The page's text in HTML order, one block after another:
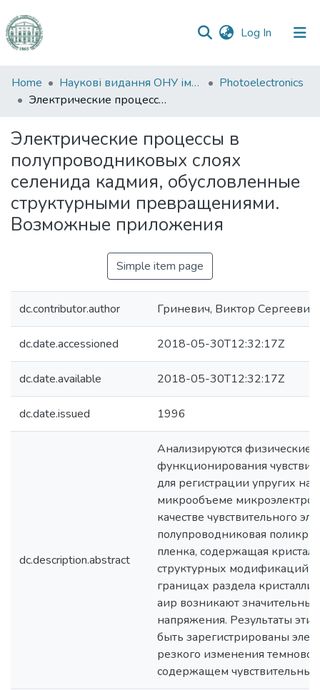
Log In (current)
Communities
&
All of DSpace
Statistics
Home Наукові видання ОНУ імені І. І. Мечникова
Photoelectronics
Электрические процессы в полупроводниковых слоях селенида кадмия, обусловленные структурными превращениями. Возможные приложения
Электрические процессы в
полупроводниковых слоях
селенида кадмия, обусловленные
структурными превращениями.
Возможные приложения
Simple item page
dc.contributor.author Гриневич, Виктор Сергеевич
dc.date.accessioned 2018-05-30T12:32:17Z
dc.date.available 2018-05-30T12:32:17Z
dc.date.issued 1996
dc.description.abstract
Анализируются физические
функционирования
для регистрации упругих
микрообъеме
качестве чувствительного
полупроводниковая
пленка, содержащая
структурных модификаций
границах раздела
аир возникают
напряжения. Результаты
быть зарегистрированы
резкого изменения
содержащем